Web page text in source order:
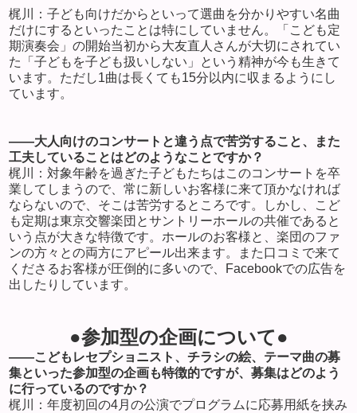
梶川：子ども向けだからといって選曲を分かりやすい名曲
だけにするといったことは特にしていません。「こども定
期演奏会」の開始当初から大友直人さんが大切にされてい
た「子どもを子ども扱いしない」という精神が今も生きて
います。ただし1曲は長くても15分以内に収まるようにし
ています。
――大人向けのコンサートと違う点で苦労すること、また
工夫していることはどのようなことですか？
梶川：対象年齢を過ぎた子どもたちはこのコンサートを卒
業してしまうので、常に新しいお客様に来て頂かなければ
ならないので、そこは苦労するところです。しかし、こど
も定期は東京交響楽団とサントリーホールの共催であると
いう点が大きな特徴です。ホールのお客様と、楽団のファ
ンの方々との両方にアピール出来ます。また口コミで来て
くださるお客様が圧倒的に多いので、
Facebookでの広告を
出したりしています。
●参加型の企画について●
――こどもレセプショニスト、チラシの絵、テーマ曲の募
集といった参加型の企画も特徴的ですが、募集はどのよう
に行っているのですか？
梶川：年度初回の4月の公演でプログラムに応募用紙を挟み